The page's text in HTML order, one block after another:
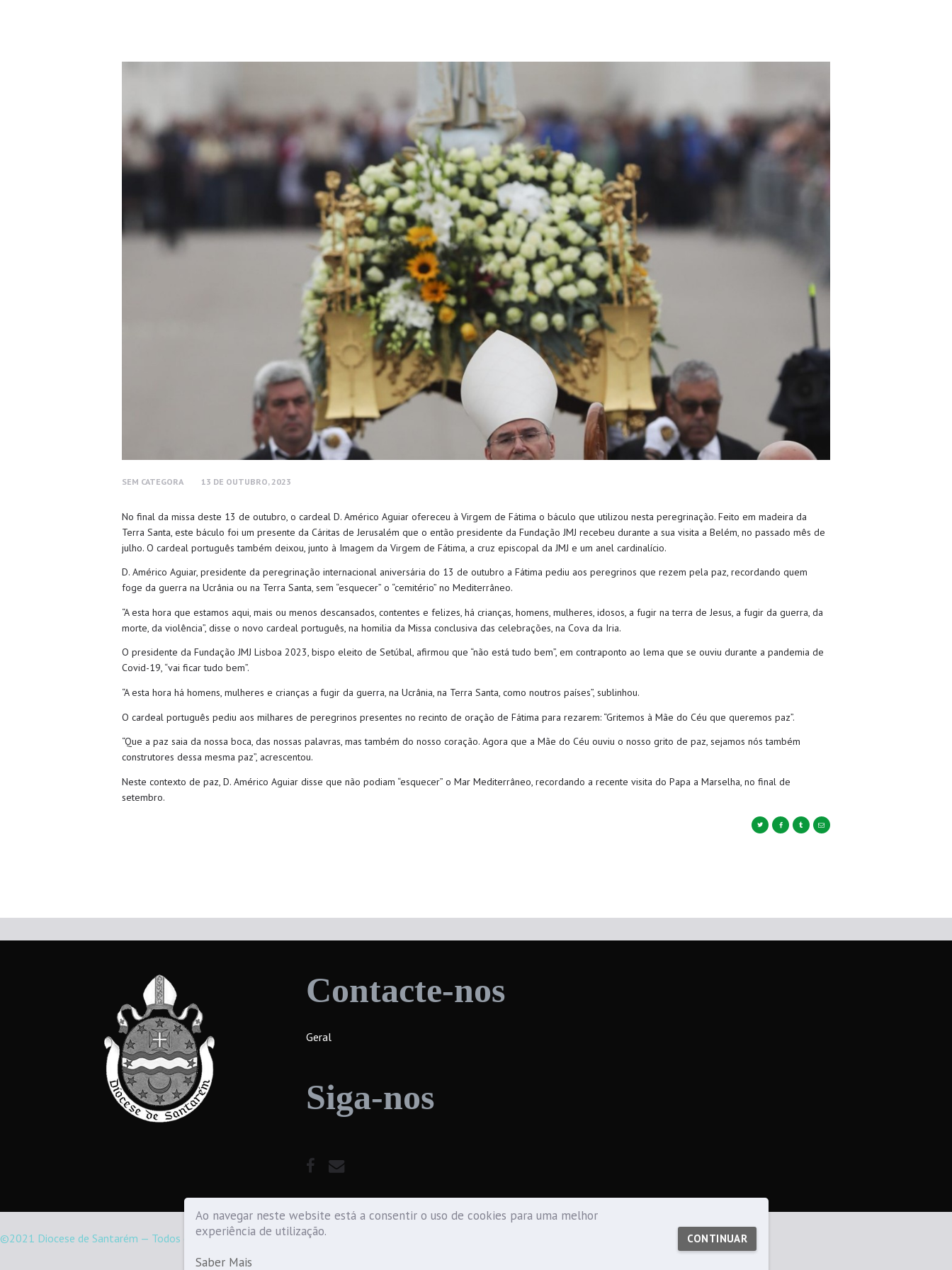
Ao navegar neste website está a consentir o uso de cookies para uma melhor
experiência de utilização.
Saber Mais
CONTINUAR
SEM CATEGORA 13 DE OUTUBRO, 2023
No final da missa deste 13 de outubro, o cardeal D. Américo Aguiar ofereceu à Virgem de Fátima o báculo que utilizou nesta peregrinação. Feito em madeira da
Terra Santa, este báculo foi um presente da Cáritas de Jerusalém que o então presidente da Fundação JMJ recebeu durante a sua visita a Belém, no passado mês de
julho. O cardeal português também deixou, junto à Imagem da Virgem de Fátima, a cruz episcopal da JMJ e um anel cardinalício.
D. Américo Aguiar, presidente da peregrinação internacional aniversária do 13 de outubro a Fátima pediu aos peregrinos que rezem pela paz, recordando quem
foge da guerra na Ucrânia ou na Terra Santa, sem “esquecer” o “cemitério” no Mediterrâneo.
“A esta hora que estamos aqui, mais ou menos descansados, contentes e felizes, há crianças, homens, mulheres, idosos, a fugir na terra de Jesus, a fugir da guerra, da
morte, da violência”, disse o novo cardeal português, na homilia da Missa conclusiva das celebrações, na Cova da Iria.
O presidente da Fundação JMJ Lisboa 2023, bispo eleito de Setúbal, afirmou que “não está tudo bem”, em contraponto ao lema que se ouviu durante a pandemia de
Covid-19, “vai ficar tudo bem”.
“A esta hora há homens, mulheres e crianças a fugir da guerra, na Ucrânia, na Terra Santa, como noutros países”, sublinhou.
O cardeal português pediu aos milhares de peregrinos presentes no recinto de oração de Fátima para rezarem: “Gritemos à Mãe do Céu que queremos paz”.
“Que a paz saia da nossa boca, das nossas palavras, mas também do nosso coração. Agora que a Mãe do Céu ouviu o nosso grito de paz, sejamos nós também
construtores dessa mesma paz”, acrescentou.
Neste contexto de paz, D. Américo Aguiar disse que não podiam “esquecer” o Mar Mediterrâneo, recordando a recente visita do Papa a Marselha, no final de
setembro.
Contacte-nos
Geral
Siga-nos
©2021 Diocese de Santarém — Todos os direitos reservados.